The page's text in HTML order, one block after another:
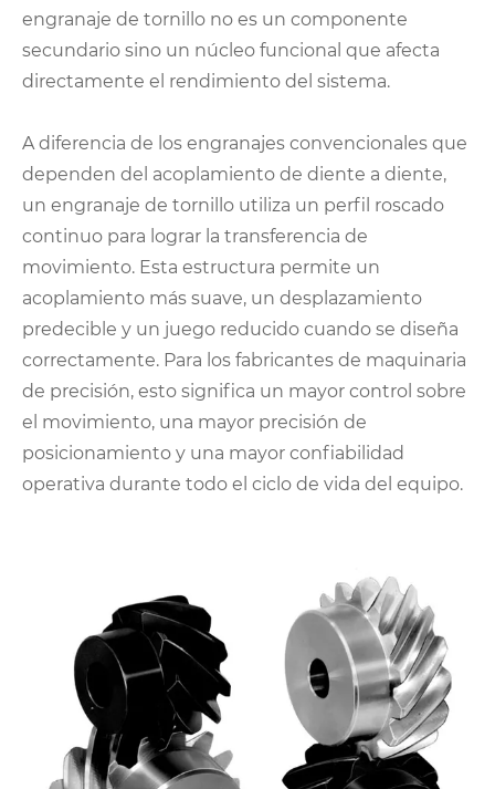
engranaje de tornillo no es un componente
secundario sino un núcleo funcional que afecta
directamente el rendimiento del sistema.
A diferencia de los engranajes convencionales que
dependen del acoplamiento de diente a diente,
un engranaje de tornillo utiliza un perfil roscado
continuo para lograr la transferencia de
movimiento. Esta estructura permite un
acoplamiento más suave, un desplazamiento
predecible y un juego reducido cuando se diseña
correctamente. Para los fabricantes de maquinaria
de precisión, esto significa un mayor control sobre
el movimiento, una mayor precisión de
posicionamiento y una mayor confiabilidad
operativa durante todo el ciclo de vida del equipo.